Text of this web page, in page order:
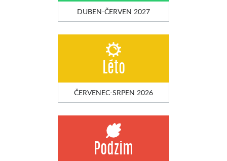
DUBEN-ČERVEN 2027
Léto
ČERVENEC-SRPEN 2026
Podzim